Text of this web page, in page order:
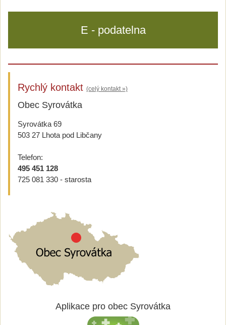
E - podatelna
Rychlý kontakt (celý kontakt »)
Obec Syrovátka
Syrovátka 69
503 27 Lhota pod Libčany
Telefon:
495 451 128
725 081 330 - starosta
Aplikace pro obec Syrovátka